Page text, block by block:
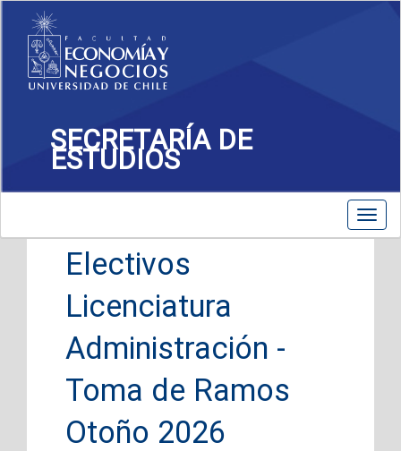
SECRETARÍA DE
ESTUDIOS
Electivos
Licenciatura
Administración -
Toma de Ramos
Otoño 2026